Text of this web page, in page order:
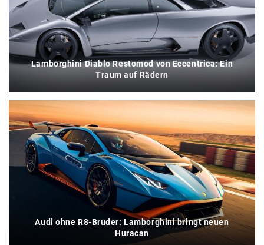
Lamborghini Diablo Restomod von Eccentrica: Ein
Traum auf Rädern
Audi ohne R8-Bruder: Lamborghini bringt neuen
Huracan